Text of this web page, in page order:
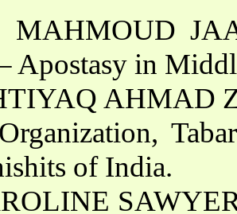
Apostasy in
AHMAD
of India.
SAWYER